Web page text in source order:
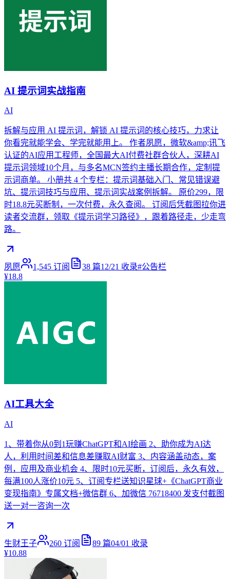
AI 提示词实战指南
AI
拆解与应用 AI 提示词，解锁 AI 提示词的核心技巧，力求让
你看完就能学会、学完就能用上。 作者夙愿，微软&amp;讯飞
认证的AI应用工程师，全国最大AI付费社群合伙人，深耕AI
提示词领域10个月，与多名MCN签约主播长期合作，定制提
示词商单。 小册共 4 个专栏：提示词基础入门、常见错误避
坑、提示词技巧与应用、提示词实战案例拆解。 原价299，限
时18.8元买断制，一次付费，永久查阅。 订阅后凭截图拉你进
读者交流群，领取《提示词学习路径》，跟着路径走，少走弯
路。
夙愿 1,545 订阅 38 篇12/21 收录#公告栏
¥18.8
AI工具大全
AI
1、带着你从0到1玩赚ChatGPT和AI绘画 2、助你成为AI达
人，利用时间差和信息差赚取AI财富 3、内容涵盖动态，案
例，应用及商业机会 4、限时10元买断，订阅后，永久有效，
每满100人涨价10元 5、订阅专栏送知识星球+《ChatGPT商业
变现指南》专属文档+微信群 6、加微信 76718400 发支付截图
送一对一咨询一次
生财王子 260 订阅 89 篇04/01 收录
¥10.88